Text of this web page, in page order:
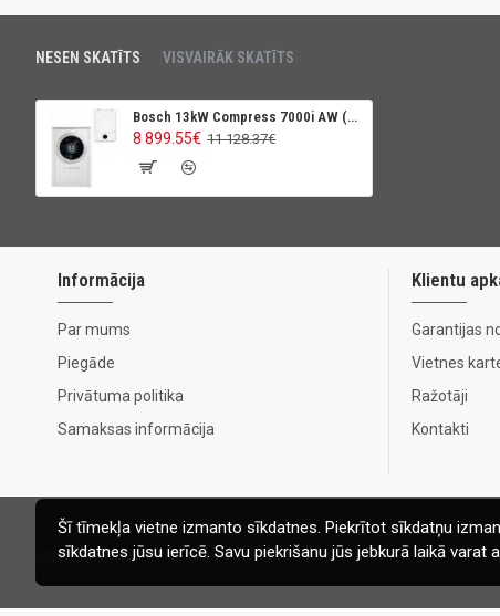
NESEN SKATĪTS VISVAIRĀK SKATĪTS
Bosch 13kW Compress 7000i AW (Tens 9kW)
8 899.55€ 11 128.37€
Informācija
Par mums
Piegāde
Privātuma politika
Samaksas informācija
Klientu
Garantijas
Vietnes
Ražotāji
Kontakti
Copyright © 2020, Ecomaja.lv. Visas tiesības aizsargātas
Šī tīmekļa vietne izmanto sīkdatnes. Piekrītot sīkdatņu
sīkdatnes jūsu ierīcē. Savu piekrišanu jūs jebkurā laikā